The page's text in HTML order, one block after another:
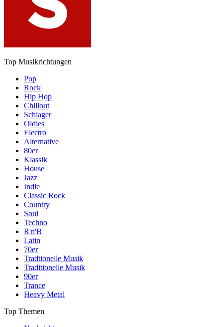
Top Musikrichtungen
Pop
Rock
Hip Hop
Chillout
Schlager
Oldies
Electro
Alternative
80er
Klassik
House
Jazz
Indie
Classic Rock
Country
Soul
Techno
R'n'B
Latin
70er
Tradtionelle Musik
Traditionelle Musik
90er
Trance
Heavy Metal
Top Themen